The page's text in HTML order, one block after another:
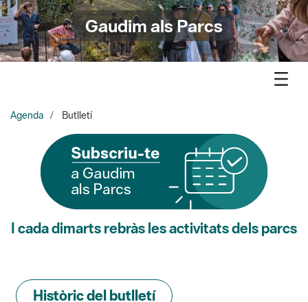
Agenda Butlletí
I cada dimarts rebràs les activitats dels parcs